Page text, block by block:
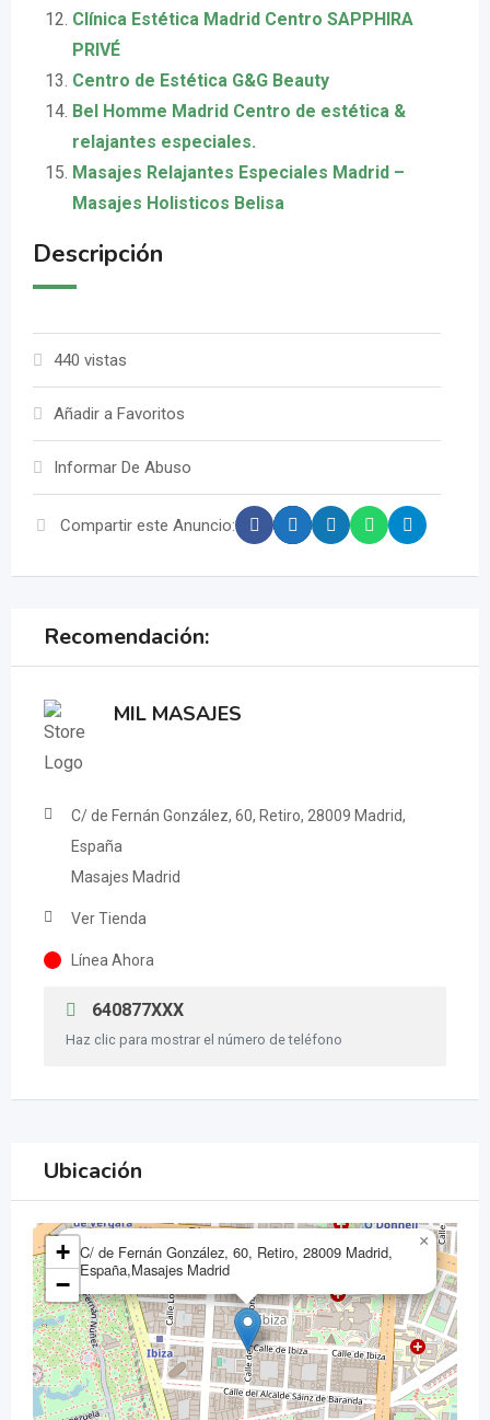
Clínica Estética Madrid Centro SAPPHIRA
PRIVÉ
Centro de Estética G&G Beauty
Bel Homme Madrid Centro de estética &
relajantes especiales.
Masajes Relajantes Especiales Madrid –
Masajes Holisticos Belisa
Descripción
440 vistas
Añadir a Favoritos
Informar De Abuso
Compartir este Anuncio:
Recomendación:
MIL MASAJES
C/ de Fernán González, 60, Retiro, 28009 Madrid,
España
Masajes Madrid
Ver Tienda
Línea Ahora
640877XXX
Haz clic para mostrar el número de teléfono
Ubicación
C/ de Fernán González, 60, Retiro, 28009 Madrid,
España,Masajes Madrid
×
+
−